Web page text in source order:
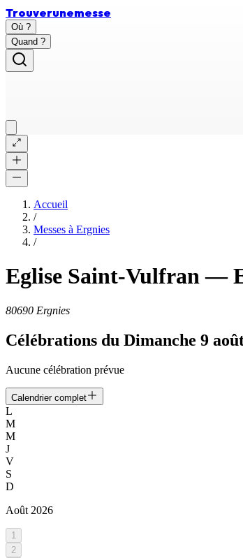
Trouverunemesse
Où ?
Quand ?
Accueil
/
Messes à Ergnies
/
Eglise Saint-Vulfran—
80690 Ergnies
Célébrations du Dimanche 9
Aucune célébration prévue
Calendrier complet
L
M
M
J
V
S
D
Août 2026
1
2